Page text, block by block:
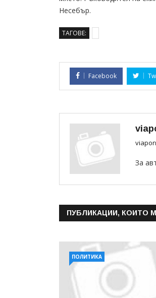
Несебър.
ТАГОВЕ:
Facebook
За
ПУБЛИКАЦИИ, КОИТО
ПОЛИТИКА